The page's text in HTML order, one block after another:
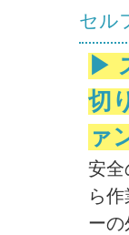
セル
▶
切
ァ
安全
ら
ー